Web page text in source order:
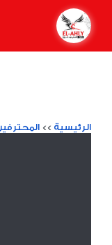
الرئيسية >>